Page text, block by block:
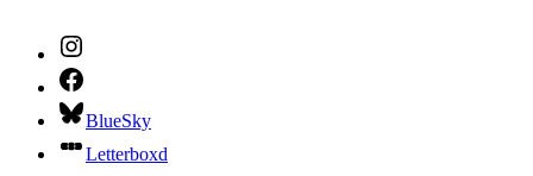
BlueSky
Letterboxd